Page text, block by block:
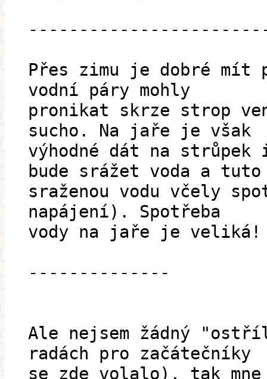
Přes zimu je dobré mít
vodní páry mohly
pronikat skrze strop
sucho. Na jaře je však
výhodné dát na
bude srážet voda a tuto
sraženou vodu včely
napájení). Spotřeba
vody na jaře je veliká!
--------------
Ale nejsem žádný
radách pro začátečníky
se zde volalo), tak mne